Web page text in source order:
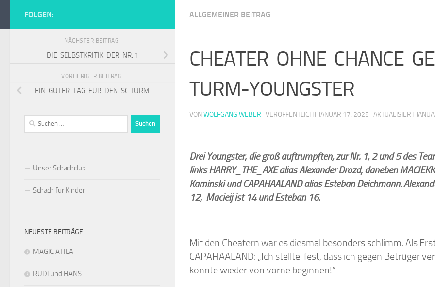
Zum Inhalt springen
Schachclub Turm Illingen
ALLGEMEINER BEITRAG
CHEATER OHNE CHANCE
TURM-YOUNGSTER
VON WOLFGANG WEBER · VERÖFFENTLICHT JANUAR 17, 2025 · AKTUALISIERT
Drei Youngster, die groß auftrumpften, zur Nr. 1, 2 und 5 des
links HARRY_THE_AXE alias Alexander Drozd, daneben
Kaminski und CAPAHAALAND alias Esteban Deichmann.
12, Macieij ist 14 und Esteban 16.
Mit den Cheatern war es diesmal besonders schlimm. Als
CAPAHAALAND: „Ich stellte fest, dass ich gegen Betrüger
konnte wieder von vorne beginnen!“
FOLGEN:
NÄCHSTER BEITRAG
DIE SELBSTKRITIK DER NR. 1
VORHERIGER BEITRAG
EIN GUTER TAG FÜR DEN SC TURM
Suchen
nach:
Unser Schachclub
Schach für Kinder
NEUESTE BEITRÄGE
MAGIC ATILA
RUDI und HANS